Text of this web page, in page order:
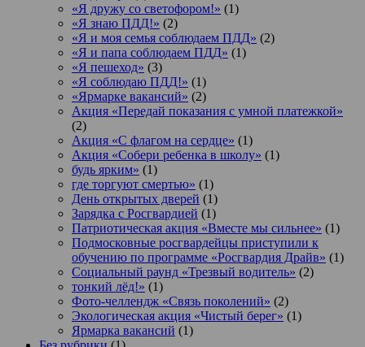
«Я дружу со светофором!» (1)
«Я знаю ПДД!» (2)
«Я и моя семья соблюдаем ПДД» (2)
«Я и папа соблюдаем ПДД» (1)
«Я пешеход» (3)
«Я соблюдаю ПДД!» (1)
«Ярмарке вакансий» (2)
Акция «Передай показания с умной платежкой»
(2)
Акция «С флагом на сердце» (1)
Акция «Собери ребенка в школу» (1)
будь ярким» (1)
где торгуют смертью» (1)
День открытых дверей (1)
Зарядка с Росгвардией (1)
Патриотическая акция «Вместе мы сильнее» (1)
Подмосковные росгвардейцы приступили к
обучению по программе «Росгвардия Драйв» (1)
Социальный раунд «Трезвый водитель» (2)
тонкий лёд!» (1)
Фото-челлендж «Связь поколений» (2)
Экологическая акция «Чистый берег» (1)
Ярмарка вакансий (1)